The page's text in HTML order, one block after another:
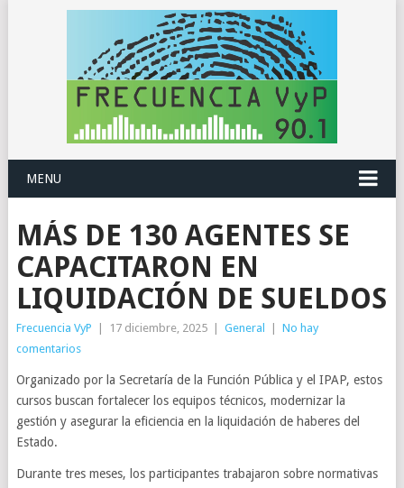
MENU
MÁS DE 130 AGENTES SE
CAPACITARON EN
LIQUIDACIÓN DE SUELDOS
Frecuencia VyP 17 diciembre, 2025 General
No hay
comentarios
Organizado por la Secretaría de la Función Pública y el IPAP, estos
cursos buscan fortalecer los equipos técnicos, modernizar la
gestión y asegurar la eficiencia en la liquidación de haberes del
Estado.
Durante tres meses, los participantes trabajaron sobre normativas